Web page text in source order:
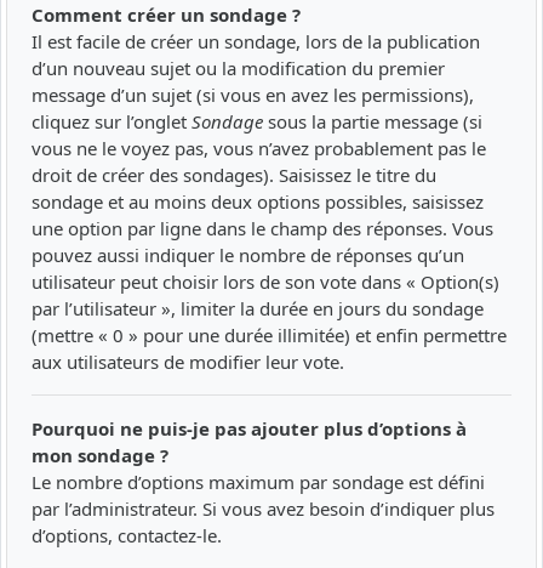
Comment créer un sondage ?
Il est facile de créer un sondage, lors de la publication
d’un nouveau sujet ou la modification du premier
message d’un sujet (si vous en avez les permissions),
cliquez sur l’onglet Sondage sous la partie message (si
vous ne le voyez pas, vous n’avez probablement pas le
droit de créer des sondages). Saisissez le titre du
sondage et au moins deux options possibles, saisissez
une option par ligne dans le champ des réponses. Vous
pouvez aussi indiquer le nombre de réponses qu’un
utilisateur peut choisir lors de son vote dans « Option(s)
par l’utilisateur », limiter la durée en jours du sondage
(mettre « 0 » pour une durée illimitée) et enfin permettre
aux utilisateurs de modifier leur vote.
Pourquoi ne puis-je pas ajouter plus d’options à
mon sondage ?
Le nombre d’options maximum par sondage est défini
par l’administrateur. Si vous avez besoin d’indiquer plus
d’options, contactez-le.